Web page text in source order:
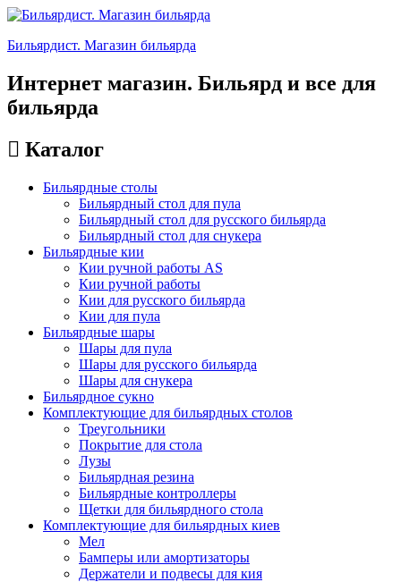
Бильярдист. Магазин бильярда
Интернет магазин. Бильярд и все для
бильярда
Каталог
Бильярдные столы
Бильярдный стол для пула
Бильярдный стол для русского бильярда
Бильярдный стол для снукера
Бильярдные кии
Кии ручной работы AS
Кии ручной работы
Кии для русского бильярда
Кии для пула
Бильярдные шары
Шары для пула
Шары для русского бильярда
Шары для снукера
Бильярдное сукно
Комплектующие для бильярдных столов
Треугольники
Покрытие для стола
Лузы
Бильярдная резина
Бильярдные контроллеры
Щетки для бильярдного стола
Комплектующие для бильярдных киев
Мел
Бамперы или амортизаторы
Держатели и подвесы для кия